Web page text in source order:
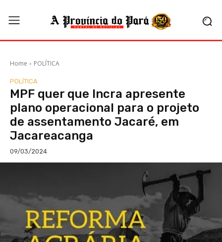
Home POLÍTICA
POLÍTICA
MPF quer que Incra apresente
plano operacional para o projeto
de assentamento Jacaré, em
Jacareacanga
09/03/2024